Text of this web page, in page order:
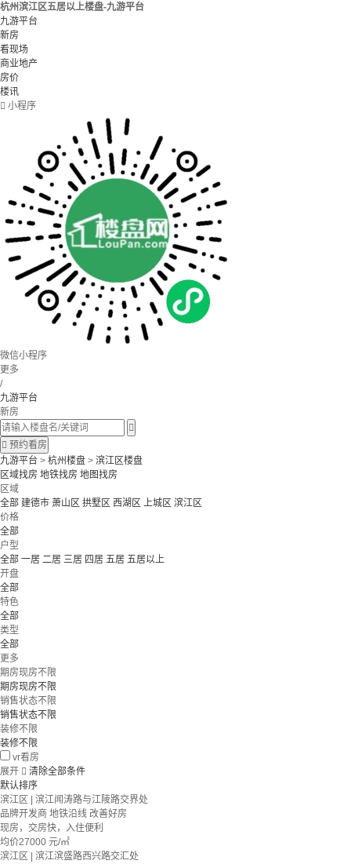
杭州滨江区五居以上楼盘-九游平台
九游平台
新房
看现场
商业地产
房价
楼讯
 小程序
微信小程序
更多
/
九游平台
新房

 预约看房
九游平台 > 杭州楼盘 > 滨江区楼盘
区域找房 地铁找房 地图找房
区域
全部 建德市 萧山区 拱墅区 西湖区 上城区 滨江区
价格
全部
户型
全部 一居 二居 三居 四居 五居 五居以上
开盘
全部
特色
全部
类型
全部
更多
期房现房不限
期房现房不限
销售状态不限
销售状态不限
装修不限
装修不限
vr看房
展开  清除全部条件
默认排序
滨江区 | 滨江闻涛路与江陵路交界处
品牌开发商 地铁沿线 改善好房
现房，交房快，入住便利
均价27000 元/㎡
滨江区 | 滨江滨盛路西兴路交汇处